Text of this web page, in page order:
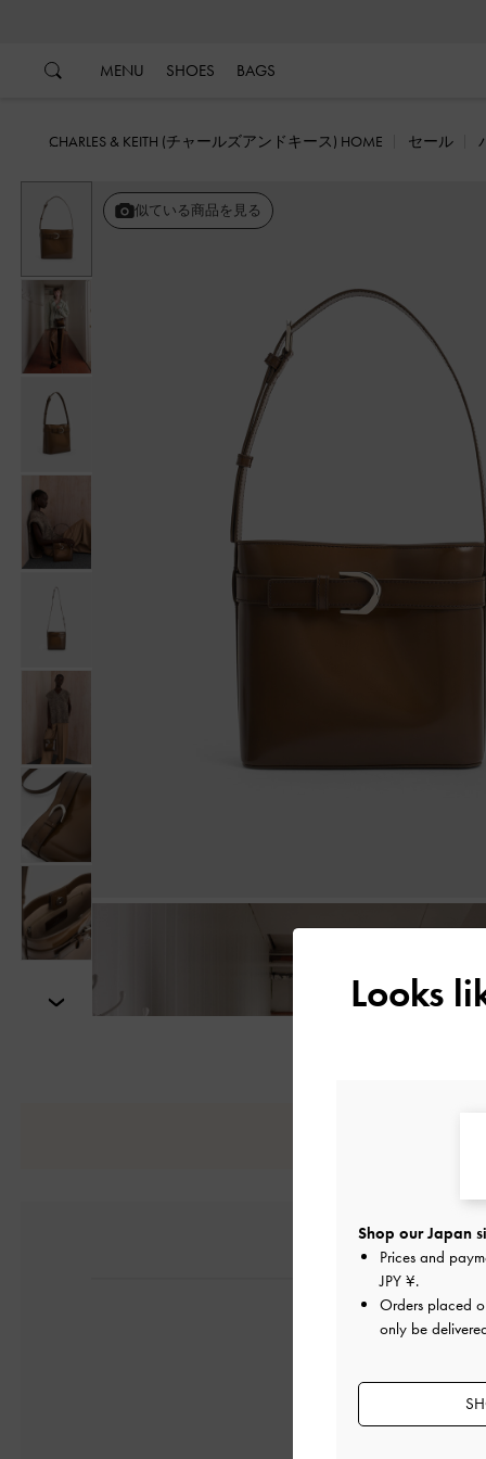
MENU SHOES BAGS
CHARLES & KEITH (チャールズアンドキース) HOME セール
戻る
次
似ている商品を見る
Looks
Shop our Japan
Prices and
JPY ¥.
Orders placed
only be